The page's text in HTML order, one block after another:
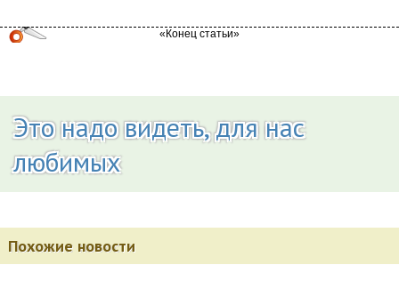
Это надо видеть, для нас
любимых
Похожие новости